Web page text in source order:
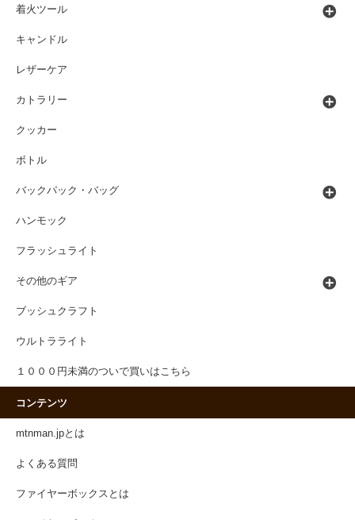
着火ツール
キャンドル
レザーケア
カトラリー
クッカー
ボトル
バックパック・バッグ
ハンモック
フラッシュライト
その他のギア
ブッシュクラフト
ウルトラライト
１０００円未満のついで買いはこちら
コンテンツ
mtnman.jpとは
よくある質問
ファイヤーボックスとは